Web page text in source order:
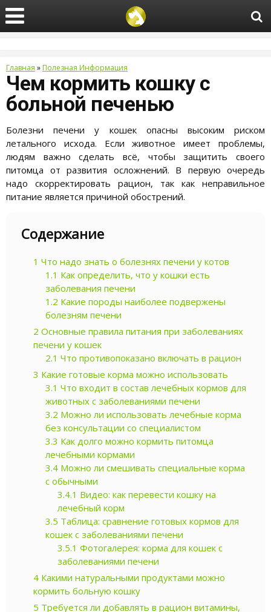
Главная »Полезная Информация
Чем кормить кошку с
больной печенью
Болезни печени у кошек опасны высоким риском
летального исхода. Если животное имеет проблемы,
людям важно сделать всё, чтобы защитить своего
питомца от развития осложнений. В первую очередь
надо скорректировать рацион, так как неправильное
питание является причиной обострений.
Содержание
1 Что надо знать о болезнях печени у котов
1.1 Как определить, что у кошки есть
заболевания печени
1.2 Какие породы наиболее подвержены
болезням печени
2 Основные правила питания при заболеваниях
печени у кошек
2.1 Что противопоказано включать в рацион
3 Какие готовые корма можно использовать
3.1 Что входит в состав лечебных кормов для
животных с заболеваниями печени
3.2 Можно ли использовать лечебные корма
без консультации со специалистом
3.3 Как долго можно кормить питомца
лечебными кормами
3.4 Можно ли смешивать специальные корма
с обычными
3.4.1 Видео: как перевести кошку на
лечебный корм
3.5 Таблица: сравнение готовых кормов для
кошек с заболеваниями печени
3.5.1 Фотогалерея: корма для кошек с
заболеваниями печени
4 Какими натуральными продуктами можно
кормить больную кошку
5 Требуется ли добавлять в рацион витамины,